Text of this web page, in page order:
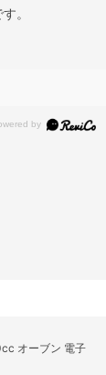
。
オーブン 電子